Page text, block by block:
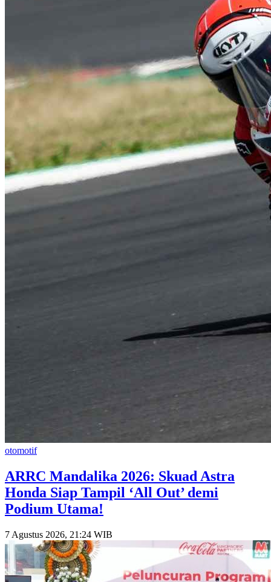
otomotif
​ARRC Mandalika 2026: Skuad Astra
Honda Siap Tampil ‘All Out’ demi
Podium Utama!
7 Agustus 2026, 21:24 WIB